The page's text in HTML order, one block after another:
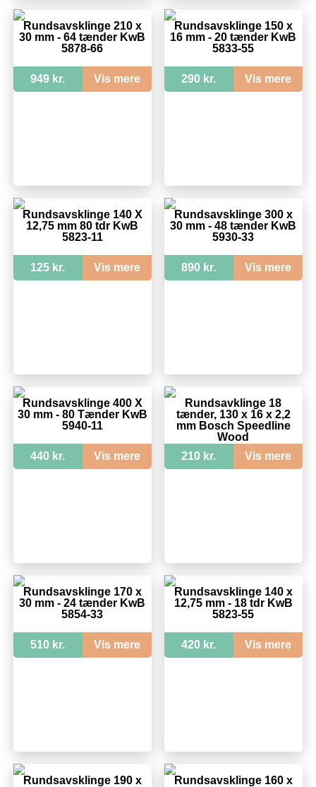
Rundsavsklinge 210 x
30 mm - 64 tænder KwB
5878-66
949 kr. Vis mere
Rundsavsklinge 150 x
16 mm - 20 tænder KwB
5833-55
290 kr. Vis mere
Rundsavsklinge 140 X
12,75 mm 80 tdr KwB
5823-11
125 kr. Vis mere
Rundsavsklinge 300 x
30 mm - 48 tænder KwB
5930-33
890 kr. Vis mere
Rundsavsklinge 400 X
30 mm - 80 Tænder KwB
5940-11
440 kr. Vis mere
Rundsavklinge 18
tænder, 130 x 16 x 2,2
mm Bosch Speedline
Wood
210 kr.
Vis mere
Rundsavsklinge 170 x
30 mm - 24 tænder KwB
5854-33
510 kr. Vis mere
Rundsavsklinge 140 x
12,75 mm - 18 tdr KwB
5823-55
420 kr. Vis mere
Rundsavsklinge 190 x
Rundsavsklinge 160 x